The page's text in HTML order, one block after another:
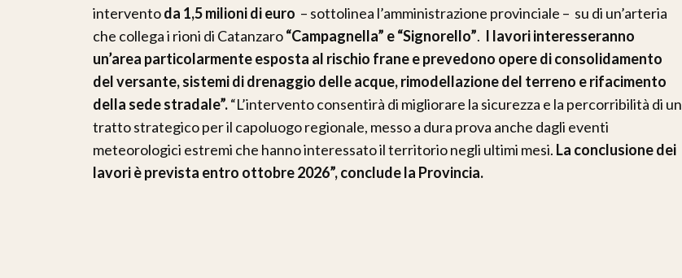
interventoda 1,5 milioni di euro – sottolinea l’amministrazione provinciale – su di un’arteria
che collega i rioni di Catanzaro“Campagnella” e “Signorello”. I lavori interesseranno
un’area particolarmente esposta al rischio frane e prevedono opere di consolidamento
del versante, sistemi di drenaggio delle acque, rimodellazione del terreno e rifacimento
della sede stradale”.“L’intervento consentirà di migliorare la sicurezza e la percorribilità di un
tratto strategico per il capoluogo regionale, messo a dura prova anche dagli eventi
meteorologici estremi che hanno interessato il territorio negli ultimi mesi. La conclusione dei
lavori è prevista entro ottobre 2026”, conclude la Provincia.